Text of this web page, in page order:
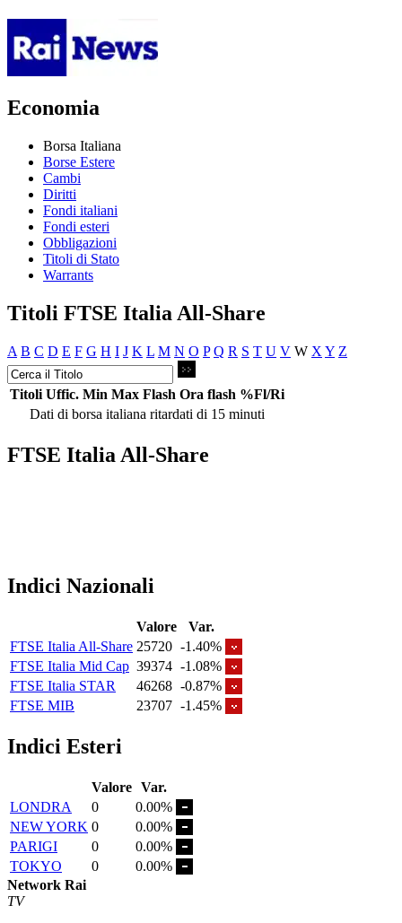
Economia
Borsa Italiana
Borse Estere
Cambi
Diritti
Fondi italiani
Fondi esteri
Obbligazioni
Titoli di Stato
Warrants
Titoli FTSE Italia All-Share
A B C D E F G H I J K L M N O P Q R S T U V W X Y Z
Titoli Uffic. Min Max Flash Ora flash %Fl/Ri
Dati di borsa italiana ritardati di 15 minuti
FTSE Italia All-Share
Indici Nazionali
Valore
Var.
FTSE Italia All-Share 25720 -1.40%
FTSE Italia Mid Cap 39374 -1.08%
FTSE Italia STAR
46268 -0.87%
FTSE MIB
23707 -1.45%
Indici Esteri
Valore Var.
LONDRA
0
0.00%
NEW YORK 0
0.00%
PARIGI
0
0.00%
TOKYO
0
0.00%
Network Rai
TV